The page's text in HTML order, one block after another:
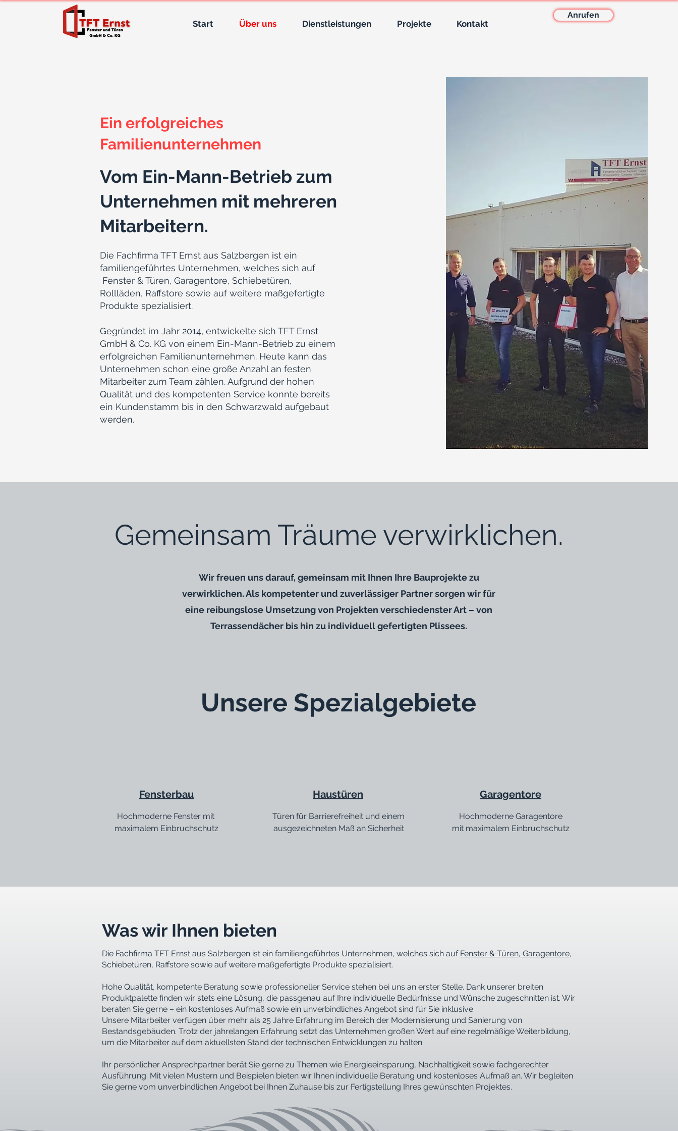
Start Über uns Dienstleistungen Projekte Kontakt
Anrufen
Ein erfolgreiches
Familienunternehmen
Vom Ein-Mann-Betrieb zum
Unternehmen mit mehreren
Mitarbeitern.
Die Fachfirma TFT Ernst aus Salzbergen ist ein
familiengeführtes Unternehmen, welches sich auf
Fenster & Türen, Garagentore, Schiebetüren,
Rollläden, Raffstore sowie auf weitere maßgefertigte
Produkte spezialisiert.
Gegründet im Jahr 2014, entwickelte sich TFT Ernst
GmbH & Co. KG von einem Ein-Mann-Betrieb zu einem
erfolgreichen Familienunternehmen. Heute kann das
Unternehmen schon eine große Anzahl an festen
Mitarbeiter zum Team zählen. Aufgrund der hohen
Qualität und des kompetenten Service konnte bereits
ein Kundenstamm bis in den Schwarzwald aufgebaut
werden.
Gemeinsam Träume verwirklichen.
Wir freuen uns darauf, gemeinsam mit Ihnen Ihre Bauprojekte zu
verwirklichen. Als kompetenter und zuverlässiger Partner sorgen wir für
eine reibungslose Umsetzung von Projekten verschiedenster Art – von
Terrassendächer bis hin zu individuell gefertigten Plissees.
Unsere Spezialgebiete
Fensterbau
Hochmoderne Fenster mit
maximalem Einbruchschutz
Haustüren
Türen für Barrierefreiheit und einem
ausgezeichneten Maß an Sicherheit
Garagentore
Hochmoderne Garagentore
mit maximalem Einbruchschutz
Was wir Ihnen bieten
Die Fachfirma TFT Ernst aus Salzbergen ist ein familiengeführtes Unternehmen, welches sich auf Fenster & Türen, Garagentore,
Schiebetüren, Raffstore sowie auf weitere maßgefertigte Produkte spezialisiert.
Hohe Qualität, kompetente Beratung sowie professioneller Service stehen bei uns an erster Stelle. Dank unserer breiten
Produktpalette finden wir stets eine Lösung, die passgenau auf Ihre individuelle Bedürfnisse und Wünsche zugeschnitten ist. Wir
beraten Sie gerne – ein kostenloses Aufmaß sowie ein unverbindliches Angebot sind für Sie inklusive.
Unsere Mitarbeiter verfügen über mehr als 25 Jahre Erfahrung im Bereich der Modernisierung und Sanierung von
Bestandsgebäuden. Trotz der jahrelangen Erfahrung setzt das Unternehmen großen Wert auf eine regelmäßige Weiterbildung,
um die Mitarbeiter auf dem aktuellsten Stand der technischen Entwicklungen zu halten.
Ihr persönlicher Ansprechpartner berät Sie gerne zu Themen wie Energieeinsparung, Nachhaltigkeit sowie fachgerechter
Ausführung. Mit vielen Mustern und Beispielen bieten wir Ihnen individuelle Beratung und kostenloses Aufmaß an. Wir begleiten
Sie gerne vom unverbindlichen Angebot bei Ihnen Zuhause bis zur Fertigstellung Ihres gewünschten Projektes.